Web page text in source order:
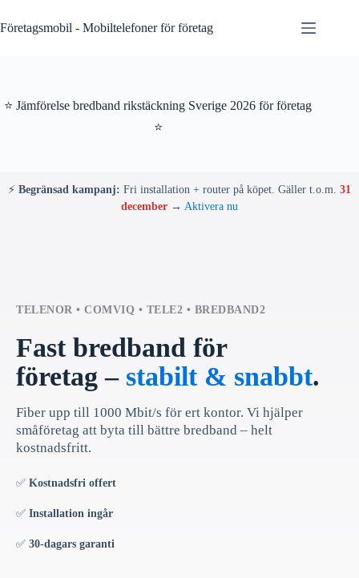
to
content
Företagsmobil - Mobiltelefoner för företag
⭐ Jämförelse bredband rikstäckning Sverige 2026 för företag
⭐
⚡ Begränsad kampanj: Fri installation + router på köpet. Gäller t.o.m. 31
december → Aktivera nu
TELENOR • COMVIQ • TELE2 • BREDBAND2
Fast bredband för
företag – stabilt & snabbt.
Fiber upp till 1000 Mbit/s för ert kontor. Vi hjälper
småföretag att byta till bättre bredband – helt
kostnadsfritt.
✅ Kostnadsfri offert
✅ Installation ingår
✅ 30-dagars garanti